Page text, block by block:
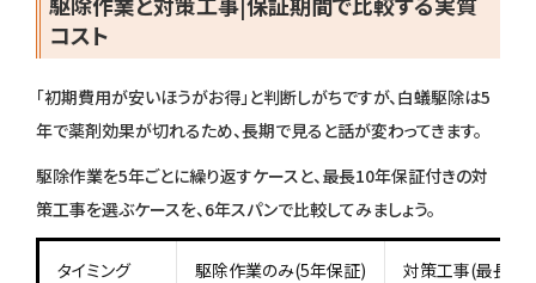
コスト
「初期費用が安いほうがお得」と判断しがちですが、白蟻駆除は5
年で薬剤効果が切れるため、長期で見ると話が変わってきます。
駆除作業を5年ごとに繰り返すケースと、最長10年保証付きの対
策工事を選ぶケースを、6年スパンで比較してみましょう。
タイミング 駆除作業のみ(5年保証) 対策工事(最長10